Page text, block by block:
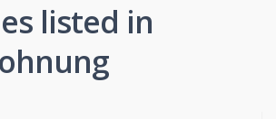
listed in